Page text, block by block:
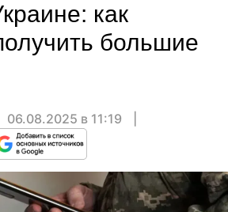
как
большие
06.08.2025 в 11:19